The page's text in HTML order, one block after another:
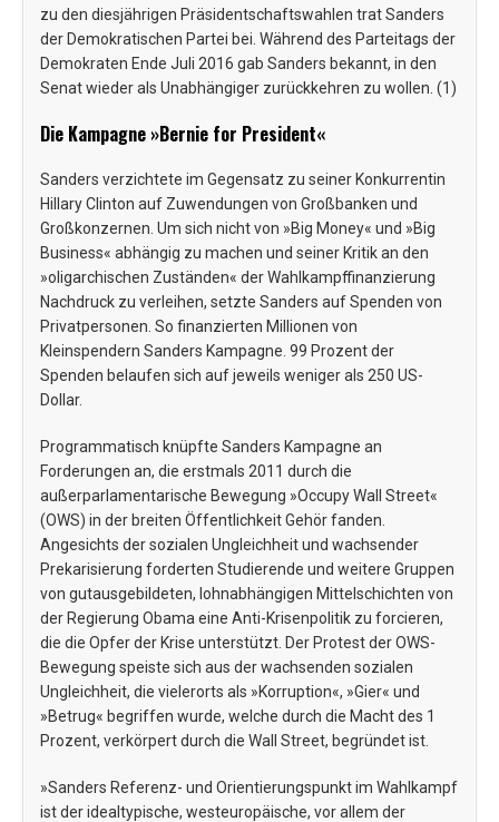
zu den diesjährigen Präsidentschaftswahlen trat Sanders
der Demokratischen Partei bei. Während des Parteitags der
Demokraten Ende Juli 2016 gab Sanders bekannt, in den
Senat wieder als Unabhängiger zurückkehren zu wollen. (1)
Die Kampagne »Bernie for President«
Sanders verzichtete im Gegensatz zu seiner Konkurrentin
Hillary Clinton auf Zuwendungen von Großbanken und
Großkonzernen. Um sich nicht von »Big Money« und »Big
Business« abhängig zu machen und seiner Kritik an den
»oligarchischen Zuständen« der Wahlkampffinanzierung
Nachdruck zu verleihen, setzte Sanders auf Spenden von
Privatpersonen. So finanzierten Millionen von
Kleinspendern Sanders Kampagne. 99 Prozent der
Spenden belaufen sich auf jeweils weniger als 250 US-
Dollar.
Programmatisch knüpfte Sanders Kampagne an
Forderungen an, die erstmals 2011 durch die
außerparlamentarische Bewegung »Occupy Wall Street«
(OWS) in der breiten Öffentlichkeit Gehör fanden.
Angesichts der sozialen Ungleichheit und wachsender
Prekarisierung forderten Studierende und weitere Gruppen
von gutausgebildeten, lohnabhängigen Mittelschichten von
der Regierung Obama eine Anti-Krisenpolitik zu forcieren,
die die Opfer der Krise unterstützt. Der Protest der OWS-
Bewegung speiste sich aus der wachsenden sozialen
Ungleichheit, die vielerorts als »Korruption«, »Gier« und
»Betrug« begriffen wurde, welche durch die Macht des 1
Prozent, verkörpert durch die Wall Street, begründet ist.
»Sanders Referenz- und Orientierungspunkt im Wahlkampf
ist der idealtypische, westeuropäische, vor allem der